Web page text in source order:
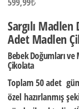
Sargılı Madlen
Adet Madlen
Bebek Doğumları
Çikolata
Toplam 50 adet
özel hazırlanmış